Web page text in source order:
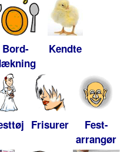
Bord-
Kendte
Frisurer
Fest-
arrangør